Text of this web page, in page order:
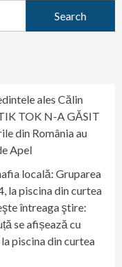
ales Călin
TOK N-A GĂSIT
din România au
Apel
locală: Gruparea
la piscina din curtea
întreaga ştire:
se afișează cu
piscina din curtea